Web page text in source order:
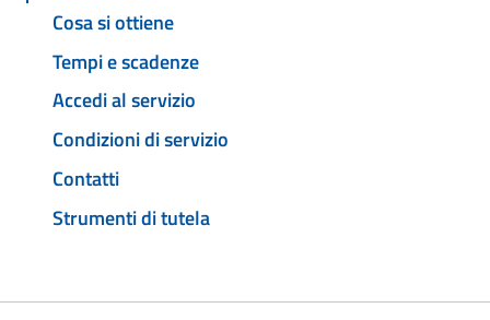
Cosa si ottiene
Tempi e scadenze
Accedi al servizio
Condizioni di servizio
Contatti
Strumenti di tutela